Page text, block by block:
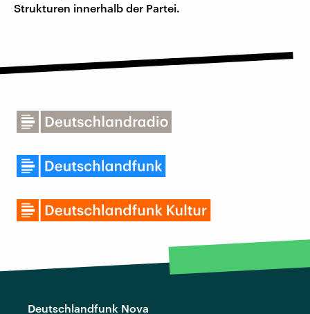
Strukturen innerhalb der Partei.
Deutschlandfunk Nova